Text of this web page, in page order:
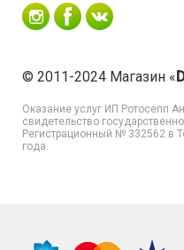
© 2011-2024 Магазин «
Оказание услуг ИП Ротосепп
свидетельство
Регистрационный № 332562 в
года.